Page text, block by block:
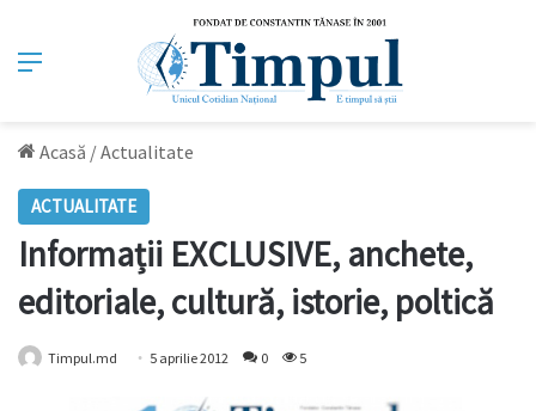
Meniu
Acasă /Actualitate
ACTUALITATE
Informații EXCLUSIVE, anchete,
editoriale, cultură, istorie, poltică
Timpul.md 5 aprilie 2012 0 5